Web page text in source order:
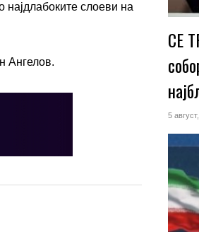
најдлабоките слоеви на
Ангелов.
СЕ
5